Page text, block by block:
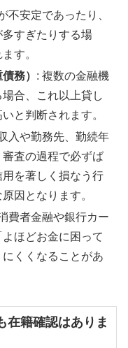
不安定であったり、
すぎたりする場
す。
務） : 複数の金融機
合、これ以上貸し
と判断されます。
入や勤務先、勤続年
査の過程で必ずば
を著しく損なう行
因となります。
費者金融や銀行カー
ほどお金に困って
くくなることがあ
在籍確認はありま